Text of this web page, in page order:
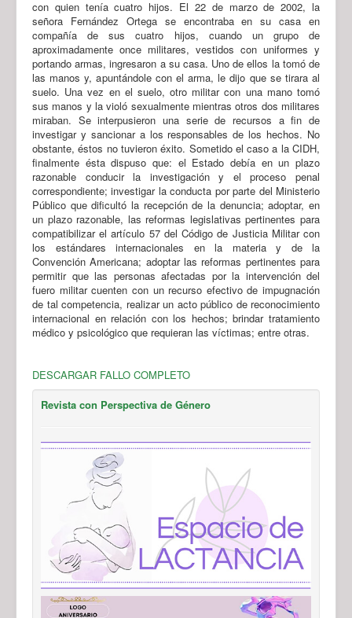
con quien tenía cuatro hijos. El 22 de marzo de 2002, la
señora Fernández Ortega se encontraba en su casa en
compañía de sus cuatro hijos, cuando un grupo de
aproximadamente once militares, vestidos con uniformes y
portando armas, ingresaron a su casa. Uno de ellos la tomó de
las manos y, apuntándole con el arma, le dijo que se tirara al
suelo. Una vez en el suelo, otro militar con una mano tomó
sus manos y la violó sexualmente mientras otros dos militares
miraban. Se interpusieron una serie de recursos a fin de
investigar y sancionar a los responsables de los hechos. No
obstante, éstos no tuvieron éxito. Sometido el caso a la CIDH,
finalmente ésta dispuso que: el Estado debía en un plazo
razonable conducir la investigación y el proceso penal
correspondiente; investigar la conducta por parte del Ministerio
Público que dificultó la recepción de la denuncia; adoptar, en
un plazo razonable, las reformas legislativas pertinentes para
compatibilizar el artículo 57 del Código de Justicia Militar con
los estándares internacionales en la materia y de la
Convención Americana; adoptar las reformas pertinentes para
permitir que las personas afectadas por la intervención del
fuero militar cuenten con un recurso efectivo de impugnación
de tal competencia, realizar un acto público de reconocimiento
internacional en relación con los hechos; brindar tratamiento
médico y psicológico que requieran las víctimas; entre otras.
DESCARGAR FALLO COMPLETO
Revista con Perspectiva de Género